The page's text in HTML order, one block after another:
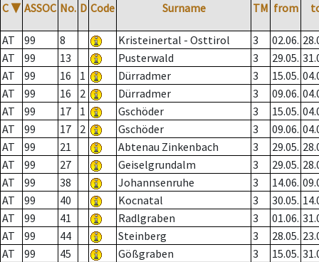
C ▼ ASSOC No. D Code Surname TM from
AT 99 8 Kristeinertal - Osttirol 3 02.06.
AT
99 13 Pusterwald 3 29.05.
AT
99 16 1 Dürradmer 3 15.05.
AT
99 16 2 Dürradmer 3 09.06.
AT
99 17 1 Gschöder 3 15.05.
AT
99 17 2 Gschöder 3 09.06.
AT
99 21 Abtenau Zinkenbach 3 29.05.
AT
99 27 Geiselgrundalm 3 29.05.
AT
99 38 Johannsenruhe 3 14.06.
AT
99 40 Kocnatal 3 30.05.
AT
99 41 Radlgraben 3 01.06.
AT
99 44 Steinberg 3 28.05.
AT
99 45 Gößgraben 3 15.05.